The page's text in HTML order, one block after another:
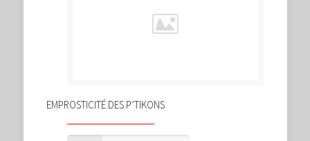
EMPROSTICITÉ DES P’TIKONS